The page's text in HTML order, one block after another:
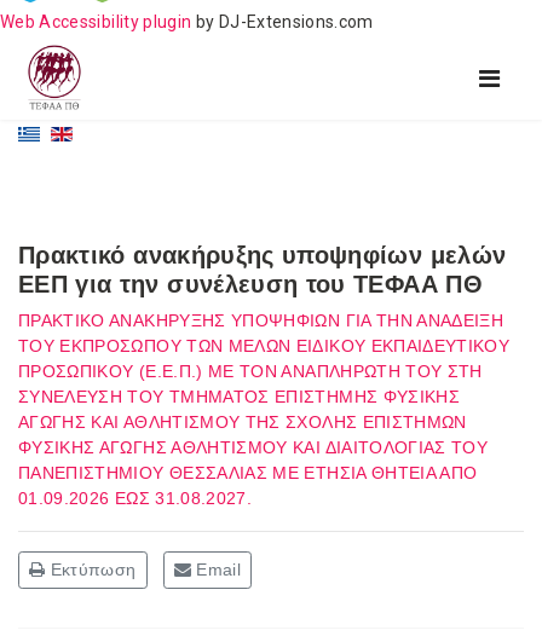
Web Accessibility plugin by DJ-Extensions.com
Πρακτικό ανακήρυξης υποψηφίων μελών
ΕΕΠ για την συνέλευση του ΤΕΦΑΑ ΠΘ
ΠΡΑΚΤΙΚΟ ΑΝΑΚΗΡΥΞΗΣ ΥΠΟΨΗΦΙΩΝ ΓΙΑ ΤΗΝ ΑΝΑΔΕΙΞΗ
ΤΟΥ ΕΚΠΡΟΣΩΠΟΥ ΤΩΝ ΜΕΛΩΝ ΕΙΔΙΚΟΥ ΕΚΠΑΙΔΕΥΤΙΚΟΥ
ΠΡΟΣΩΠΙΚΟΥ (Ε.Ε.Π.) ΜΕ ΤΟΝ ΑΝΑΠΛΗΡΩΤΗ ΤΟΥ ΣΤΗ
ΣΥΝΕΛΕΥΣΗ ΤΟΥ ΤΜΗΜΑΤΟΣ ΕΠΙΣΤΗΜΗΣ ΦΥΣΙΚΗΣ
ΑΓΩΓΗΣ ΚΑΙ ΑΘΛΗΤΙΣΜΟΥ ΤΗΣ ΣΧΟΛΗΣ ΕΠΙΣΤΗΜΩΝ
ΦΥΣΙΚΗΣ ΑΓΩΓΗΣ ΑΘΛΗΤΙΣΜΟΥ ΚΑΙ ΔΙΑΙΤΟΛΟΓΙΑΣ ΤΟΥ
ΠΑΝΕΠΙΣΤΗΜΙΟΥ ΘΕΣΣΑΛΙΑΣ ΜΕ ΕΤΗΣΙΑ ΘΗΤΕΙΑ ΑΠΟ
01.09.2026 ΕΩΣ 31.08.2027.
Εκτύπωση Email